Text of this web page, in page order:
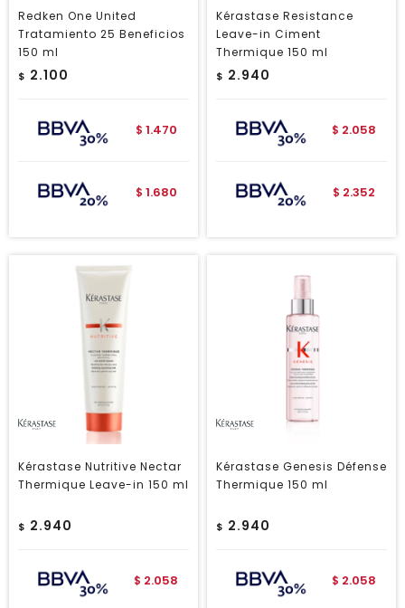
Redken One United
Tratamiento 25 Beneficios
150 ml
$ 2.100
$ 1.470
$ 1.680
Kérastase Resistance
Leave-in Ciment
Thermique 150 ml
$ 2.940
$ 2.058
$ 2.352
Kérastase Nutritive Nectar
Thermique Leave-in 150 ml
$ 2.940
$ 2.058
Kérastase Genesis Défense
Thermique 150 ml
$ 2.940
$ 2.058